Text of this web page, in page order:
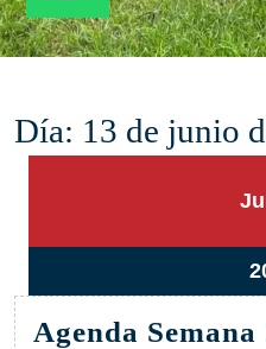
Día: 13 de junio
Agenda Semana